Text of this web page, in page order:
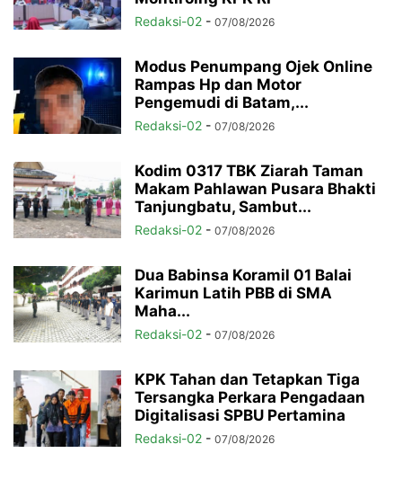
Redaksi-02 - 07/08/2026
Modus Penumpang Ojek Online
Rampas Hp dan Motor
Pengemudi di Batam,...
Redaksi-02 - 07/08/2026
Kodim 0317 TBK Ziarah Taman
Makam Pahlawan Pusara Bhakti
Tanjungbatu, Sambut...
Redaksi-02 - 07/08/2026
Dua Babinsa Koramil 01 Balai
Karimun Latih PBB di SMA
Maha...
Redaksi-02 - 07/08/2026
KPK Tahan dan Tetapkan Tiga
Tersangka Perkara Pengadaan
Digitalisasi SPBU Pertamina
Redaksi-02 - 07/08/2026